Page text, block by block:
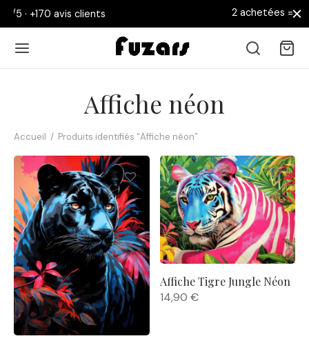
2 achetées = la 3ème OFFERTE
Affiche néon
Accueil / Produits identifiés “Affiche néon”
Affiche Tigre Jungle Néon
14,90 €
Retour